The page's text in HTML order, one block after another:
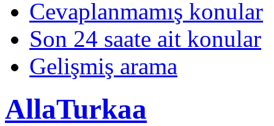
Cevaplanmamış konular
Son 24 saate ait konular
Gelişmiş arama
AllaTurkaa